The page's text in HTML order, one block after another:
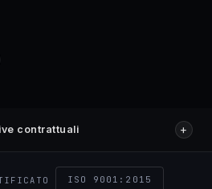
contrattuali +
ISO 9001:2015